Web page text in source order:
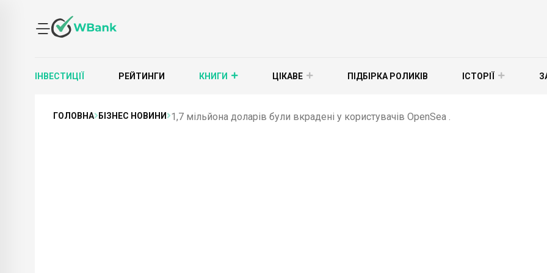
ІНВЕСТИЦІЇ РЕЙТИНГИ КНИГИ ЦІКАВЕ ПІДБІРКА РОЛИКІВ ІСТОРІЇ
ГОЛОВНА БІЗНЕС НОВИНИ 1,7 мільйона доларів були вкрадені у користувачів OpenSea .